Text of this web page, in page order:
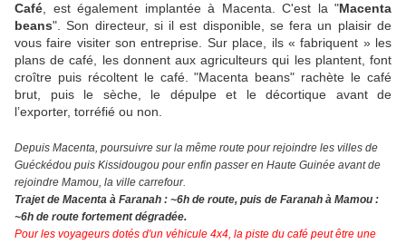
Café , est également implantée à Macenta. C'est la "Macenta
beans". Son directeur, si il est disponible, se fera un plaisir de
vous faire visiter son entreprise. Sur place, ils « fabriquent » les
plans de café, les donnent aux agriculteurs qui les plantent, font
croître puis récoltent le café. "Macenta beans" rachète le café
brut, puis le sèche, le dépulpe et le décortique avant de
l’exporter, torréfié ou non.
Depuis Macenta, poursuivre sur la même route pour rejoindre les villes de
Guéckédou puis Kissidougou pour enfin passer en Haute Guinée avant de
rejoindre Mamou, la ville carrefour.
Trajet de Macenta à Faranah : ~6h de route, puis de Faranah à Mamou :
~6h de route fortement dégradée.
Pour les voyageurs dotés d'un véhicule 4x4, la piste du café peut être une